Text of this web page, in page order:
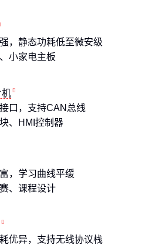
，静态功耗低至微安级
小家电主板
机
口，支持CAN总线
、HMI控制器
，学习曲线平缓
、课程设计
优异，支持无线协议栈